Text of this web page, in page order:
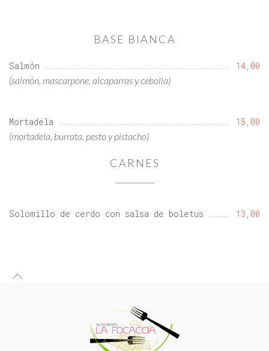
BASE BIANCA
Salmón
14,00
(salmón, mascarpone, alcaparras y cebolla)
Mortadela
15,00
(mortadela, burrata, pesto y pistacho)
CARNES
Solomillo de cerdo con salsa de boletus 13,00